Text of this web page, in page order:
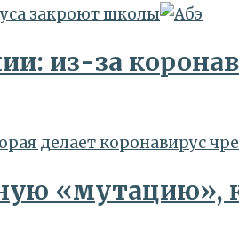
закроют школы
из-за
делает коронавирус
«мутацию»,